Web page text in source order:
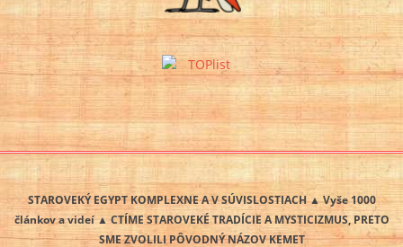
STAROVEKÝ EGYPT KOMPLEXNE A V SÚVISLOSTIACH ▲ Vyše 1000
článkov a videí ▲ CTÍME STAROVEKÉ TRADÍCIE A MYSTICIZMUS, PRETO
SME ZVOLILI PÔVODNÝ NÁZOV KEMET